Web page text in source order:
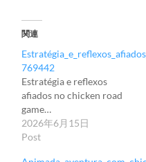
関連
769442
Estratégia e reflexos
afiados no chicken road
game…
2026年6月15日
Post